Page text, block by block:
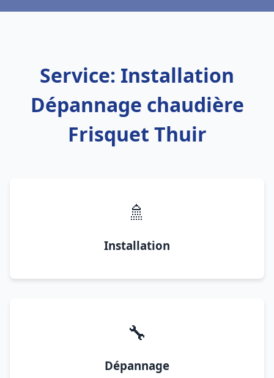
Service: Installation
Dépannage chaudière
Frisquet Thuir
🚿
Installation
🔧
Dépannage